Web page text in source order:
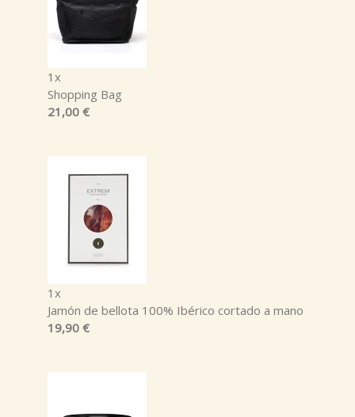
1x
Shopping Bag
21,00 €
1x
Jamón de bellota 100% Ibérico cortado a mano
19,90 €